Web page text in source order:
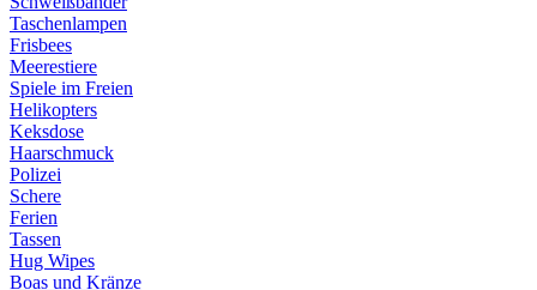
Taschenlampen
Frisbees
Meerestiere
Spiele im Freien
Helikopters
Keksdose
Haarschmuck
Polizei
Schere
Ferien
Tassen
Hug Wipes
Boas und Kränze